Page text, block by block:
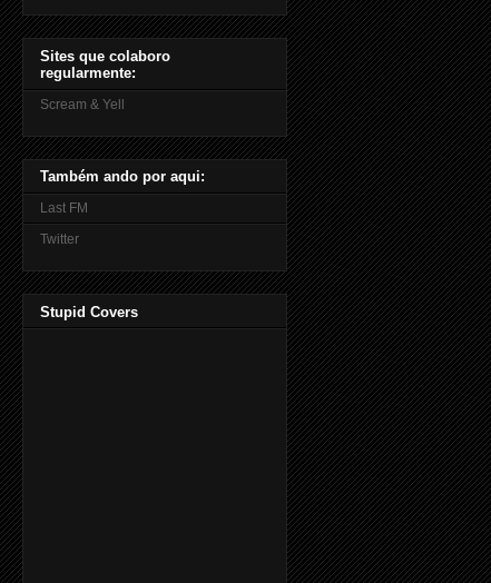
Sites que colaboro
regularmente:
Scream & Yell
Também ando por aqui:
Last FM
Twitter
Stupid Covers